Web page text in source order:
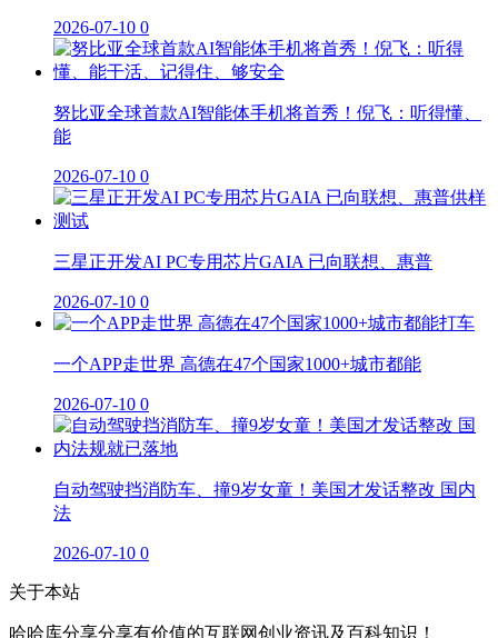
2026-07-10 0
努比亚全球首款AI智能体手机将首秀！倪飞：听得懂、
能
2026-07-10 0
三星正开发AI PC专用芯片GAIA 已向联想、惠普
2026-07-10 0
一个APP走世界 高德在47个国家1000+城市都能
2026-07-10 0
自动驾驶挡消防车、撞9岁女童！美国才发话整改 国内
法
2026-07-10 0
关于本站
哈哈库分享分享有价值的互联网创业资讯及百科知识！